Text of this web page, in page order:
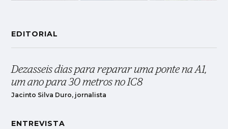
EDITORIAL
Dezasseis dias para reparar uma ponte na A1,
um ano para 30 metros no IC8
Jacinto Silva Duro, jornalista
ENTREVISTA